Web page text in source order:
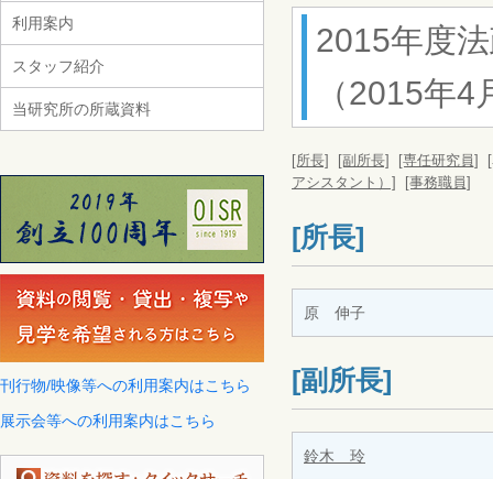
利用案内
スタッフ紹介
当研究所の所蔵資料
刊行物/映像等への利用案内はこちら
展示会等への利用案内はこちら
2015年度
（2015年
[所長] [副所長] [専任研究員]
アシスタント）]
[事務職員]
[所長]
原 伸子
[副所長]
鈴木 玲